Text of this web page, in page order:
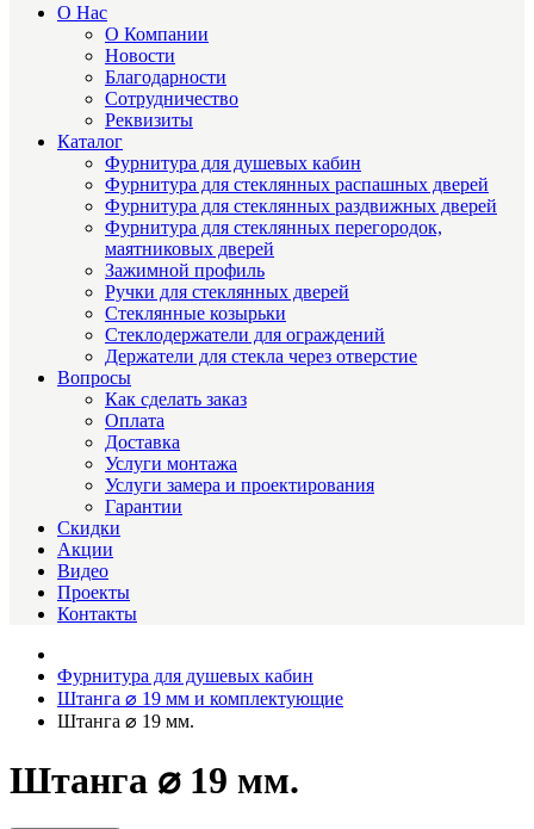
О Нас
О Компании
Новости
Благодарности
Сотрудничество
Реквизиты
Каталог
Фурнитура для душевых кабин
Фурнитура для стеклянных распашных дверей
Фурнитура для стеклянных раздвижных дверей
Фурнитура для стеклянных перегородок,
маятниковых дверей
Зажимной профиль
Ручки для стеклянных дверей
Стеклянные козырьки
Стеклодержатели для ограждений
Держатели для стекла через отверстие
Вопросы
Как сделать заказ
Оплата
Доставка
Услуги монтажа
Услуги замера и проектирования
Гарантии
Скидки
Акции
Видео
Проекты
Контакты
Фурнитура для душевых кабин
Штанга ⌀ 19 мм и комплектующие
Штанга ⌀ 19 мм.
Штанга ⌀ 19 мм.